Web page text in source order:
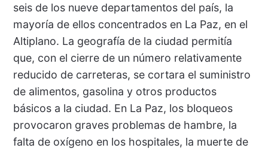
seis de los nueve departamentos del país, la
mayoría de ellos concentrados en La Paz, en el
Altiplano. La geografía de la ciudad permitía
que, con el cierre de un número relativamente
reducido de carreteras, se cortara el suministro
de alimentos, gasolina y otros productos
básicos a la ciudad. En La Paz, los bloqueos
provocaron graves problemas de hambre, la
falta de oxígeno en los hospitales, la muerte de